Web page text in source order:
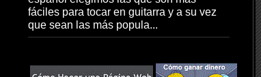
fáciles para tocar en guitarra y a su vez
que sean las más popula...